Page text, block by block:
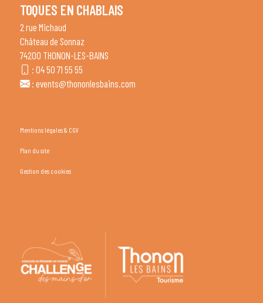
TOQUES EN CHABLAIS
2 rue Michaud
Château de Sonnaz
74200 THONON-LES-BAINS
: 04 50 71 55 55
: events@thononlesbains.com
Mentions légales & CGV
Plan du site
Gestion des cookies